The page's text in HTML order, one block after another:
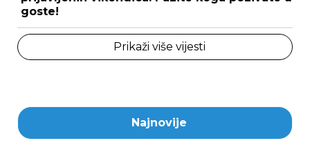
goste!
Prikaži više vijesti
Najnovije